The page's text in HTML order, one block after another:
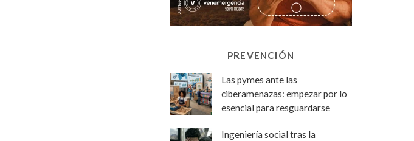
PREVENCIÓN
Las pymes ante las
ciberamenazas: empezar por lo
esencial para resguardarse
Ingeniería social tras la